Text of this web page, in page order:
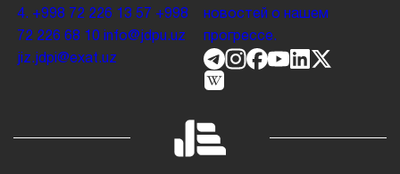
4. +998 72 226 13 57 +998
72 226 68 10
info@jdpu.uz
jiz.jdpi@exat.uz
новостей о нашем
прогрессе.